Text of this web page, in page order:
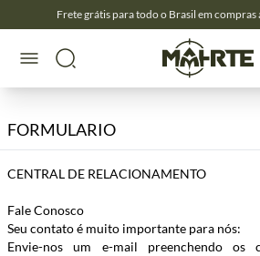
Frete grátis para todo o Brasil em compras
FORMULARIO
CENTRAL DE RELACIONAMENTO
Fale Conosco
Seu contato é muito importante para nós:
Envie-nos um e-mail preenchendo os